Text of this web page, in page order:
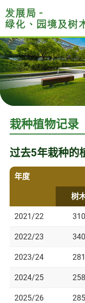
至
内
容
内
的
开
始
栽种植物记录
过去5年栽种的
年度
树
2021/22 310
2022/23 340
2023/24 281
2024/25 258
2025/26 285